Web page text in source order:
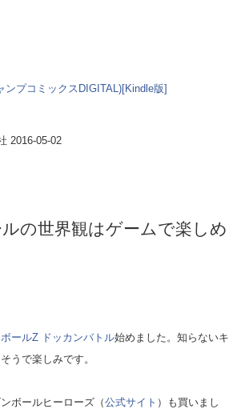
ンプコミックス DIGITAL)[Kindle版]
2016-05-02
の世界観はゲームで楽しめ
ールZ ドッカンバトル始めました。知らないキ
うで楽しみです。
ボールヒーローズ（公式サイト ）も買いまし